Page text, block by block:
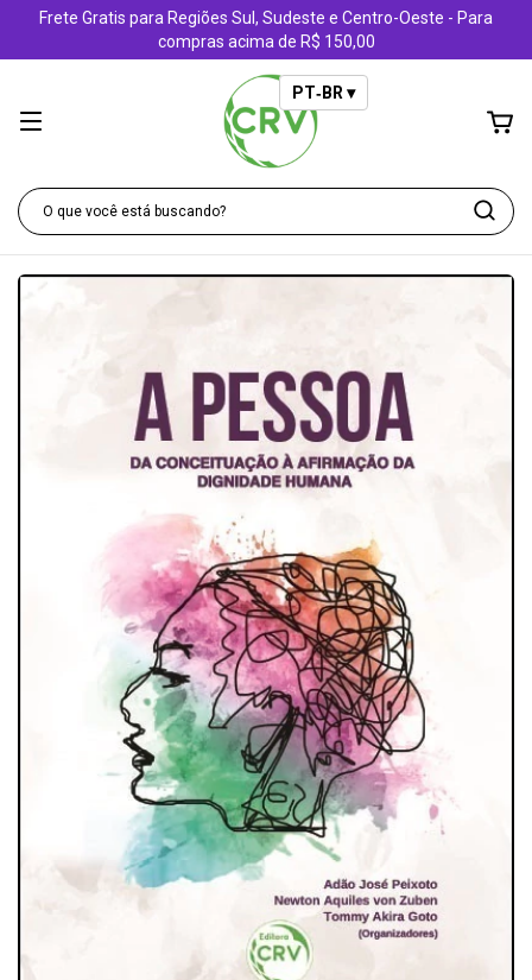
Frete Gratis para Regiões Sul, Sudeste e Centro-Oeste - Para
compras acima de R$ 150,00
PT‑BR ▾